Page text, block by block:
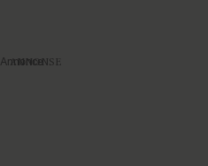
Annonce